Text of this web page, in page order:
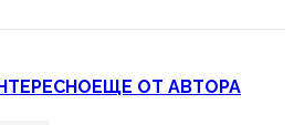
ЕЩЕ ОТ АВТОРА